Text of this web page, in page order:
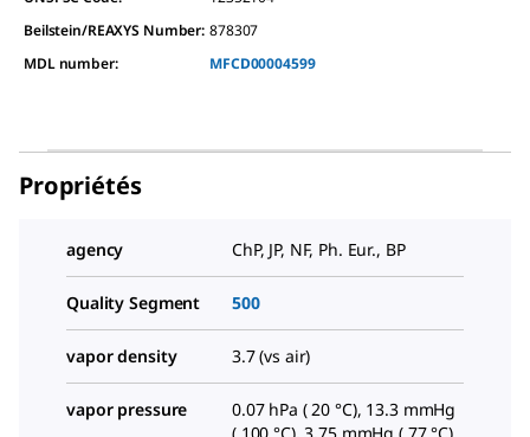
Beilstein/REAXYS Number: 878307
MDL number:
MFCD00004599
Propriétés
agency ChP, JP, NF, Ph. Eur., BP
Quality Segment 500
vapor density 3.7 (vs air)
vapor pressure
0.07 hPa ( 20 °C), 13.3 mmHg